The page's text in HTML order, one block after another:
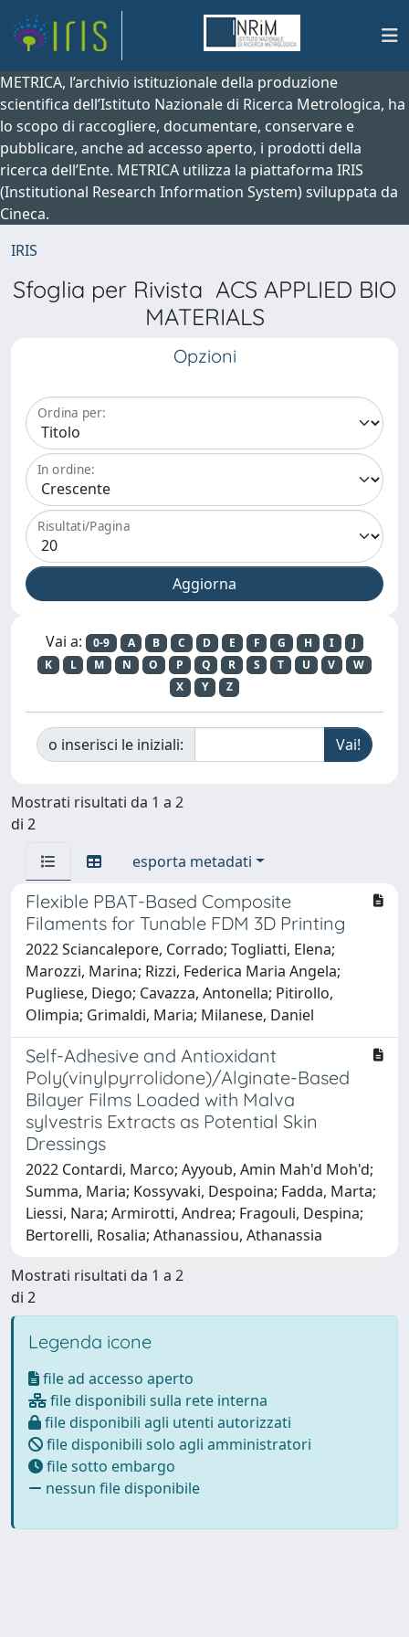
METRICA, l’archivio istituzionale della produzione
scientifica dell’Istituto Nazionale di Ricerca Metrologica, ha
lo scopo di raccogliere, documentare, conservare e
pubblicare, anche ad accesso aperto, i prodotti della
ricerca dell’Ente. METRICA utilizza la piattaforma IRIS
(Institutional Research Information System) sviluppata da
Cineca.
IRIS
Sfoglia per Rivista ACS APPLIED BIO
MATERIALS
Opzioni
Ordina per:
In ordine:
Risultati/Pagina
Vai a: 0-9 A B C D E F G H I
J
K
L M N O P Q R S T U V
W
X
Y Z
o inserisci le iniziali:
Mostrati risultati da 1 a 2
di 2
esporta metadati
Flexible PBAT-Based Composite
Filaments for Tunable FDM 3D Printing
2022 Sciancalepore, Corrado; Togliatti, Elena;
Marozzi, Marina; Rizzi, Federica Maria Angela;
Pugliese, Diego; Cavazza, Antonella; Pitirollo,
Olimpia; Grimaldi, Maria; Milanese, Daniel
Self-Adhesive and Antioxidant
Poly(vinylpyrrolidone)/Alginate-Based
Bilayer Films Loaded with Malva
sylvestris Extracts as Potential Skin
Dressings
2022 Contardi, Marco; Ayyoub, Amin Mah'd Moh'd;
Summa, Maria; Kossyvaki, Despoina; Fadda, Marta;
Liessi, Nara; Armirotti, Andrea; Fragouli, Despina;
Bertorelli, Rosalia; Athanassiou, Athanassia
Mostrati risultati da 1 a 2
di 2
Legenda icone
file ad accesso aperto
file disponibili sulla rete interna
file disponibili agli utenti autorizzati
file disponibili solo agli amministratori
file sotto embargo
nessun file disponibile